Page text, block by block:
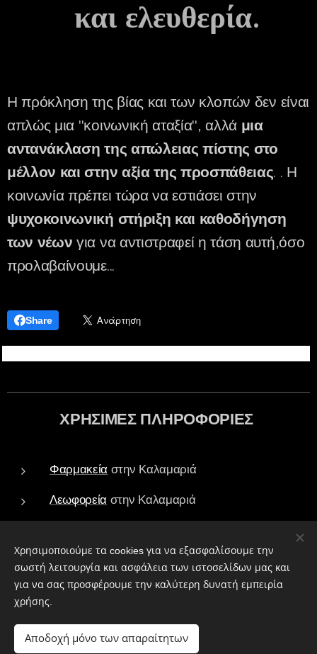
και ελευθερία.
Η πρόκληση της βίας και των κλοπών δεν είναι
απλώς μια "κοινωνική αταξία", αλλά μια
αντανάκλαση της απώλειας πίστης στο
μέλλον και στην αξία της προσπάθειας. . Η
κοινωνία πρέπει τώρα να εστιάσει στην
ψυχοκοινωνική στήριξη και καθοδήγηση
των νέων για να αντιστραφεί η τάση αυτή,όσο
προλαβαίνουμε...
Share
ΧΡΗΣΙΜΕΣ ΠΛΗΡΟΦΟΡΙΕΣ
Φαρμακεία στην Καλαμαριά
Λεωφορεία στην Καλαμαριά
Πάρκα στην Καλαμαριά
Ιεροί Ναοί στην Καλαμαριά
Χρησιμοποιούμε τα cookies για να εξασφαλίσουμε την
σωστή λειτουργία και ασφάλεια των ιστοσελίδων μας και
για να σας προσφέρουμε την καλύτερη δυνατή εμπειρία
χρήσης.
Αποδοχή μόνο των απαραίτητων